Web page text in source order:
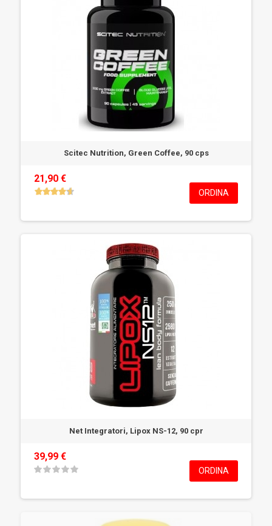
Scitec Nutrition, Green Coffee, 90 cps
21,90 €
ORDINA
Net Integratori, Lipox NS-12, 90 cpr
39,99 €
ORDINA